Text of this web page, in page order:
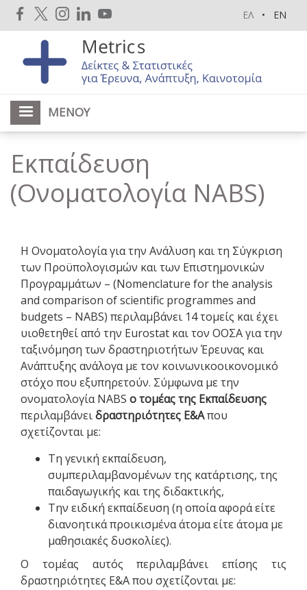
Παράκαμψη
προς
κυρίως
ΕΛ EN
ΜΕΝΟΎ
Εκπαίδευση
(Ονοματολογία NABS)
Η Ονοματολογία για την Ανάλυση και τη Σύγκριση
των Προϋπολογισμών και των Επιστημονικών
Προγραμμάτων – (Nomenclature for the analysis
and comparison of scientific programmes and
budgets – NABS) περιλαμβάνει 14 τομείς και έχει
υιοθετηθεί από την Eurostat και τον ΟΟΣΑ για την
ταξινόμηση των δραστηριοτήτων Έρευνας και
Ανάπτυξης ανάλογα με τον κοινωνικοοικονομικό
στόχο που εξυπηρετούν. Σύμφωνα με την
ονοματολογία NABS o τομέας της Εκπαίδευσης
περιλαμβάνειδραστηριότητες Ε&Απου
σχετίζονται με:
Τη γενική εκπαίδευση,
συμπεριλαμβανομένων της κατάρτισης, της
παιδαγωγικής και της διδακτικής,
Την ειδική εκπαίδευση (η οποία αφορά είτε
διανοητικά προικισμένα άτομα είτε άτομα με
μαθησιακές δυσκολίες).
Ο τομέας αυτός περιλαμβάνει επίσης τις
δραστηριότητες Ε&Α που σχετίζονται με: